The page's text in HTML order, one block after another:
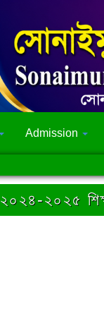
Admission
২০২৪-২০২৫